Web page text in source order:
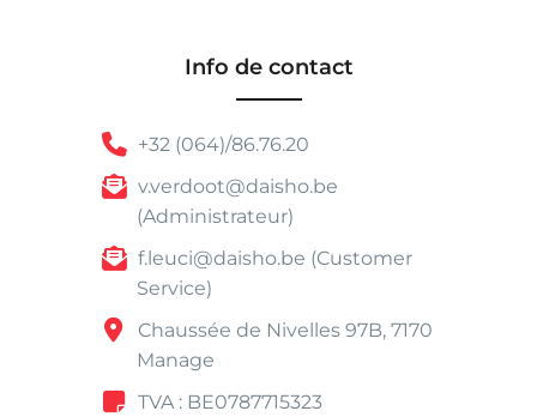
Info de contact
+32 (064)/86.76.20
v.verdoot@daisho.be
(Administrateur)
f.leuci@daisho.be (Customer
Service)
Chaussée de Nivelles 97B, 7170
Manage
TVA : BE0787715323